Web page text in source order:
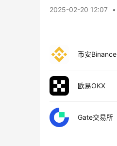
2025-02-20 12:07 •
币安Binance
欧易OKX
Gate交易所